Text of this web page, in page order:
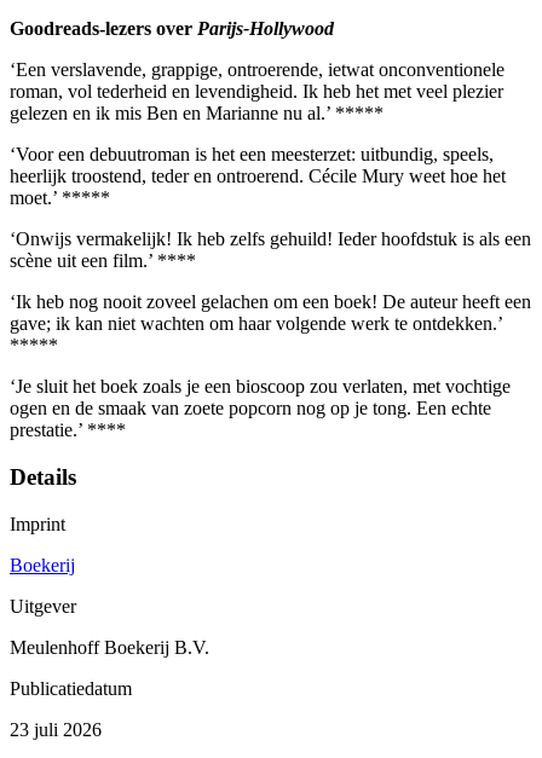
Goodreads-lezers over Parijs-Hollywood
‘Een verslavende, grappige, ontroerende, ietwat onconventionele
roman, vol tederheid en levendigheid. Ik heb het met veel plezier
gelezen en ik mis Ben en Marianne nu al.’ *****
‘Voor een debuutroman is het een meesterzet: uitbundig, speels,
heerlijk troostend, teder en ontroerend. Cécile Mury weet hoe het
moet.’ *****
‘Onwijs vermakelijk! Ik heb zelfs gehuild! Ieder hoofdstuk is als een
scène uit een film.’ ****
‘Ik heb nog nooit zoveel gelachen om een boek! De auteur heeft een
gave; ik kan niet wachten om haar volgende werk te ontdekken.’
*****
‘Je sluit het boek zoals je een bioscoop zou verlaten, met vochtige
ogen en de smaak van zoete popcorn nog op je tong. Een echte
prestatie.’ ****
Details
Imprint
Boekerij
Uitgever
Meulenhoff Boekerij B.V.
Publicatiedatum
23 juli 2026